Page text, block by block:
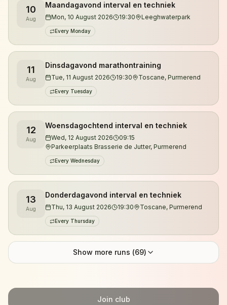
Je kunt zowel overdag als 's avonds trainen.
Daarnaast organiseren we trailruntrainingen in de
duinen van Noord-Holland, waar je kennismaakt met
de mooiste singletracks, klimmetjes en natuurgebieden
van de regio.
De trainingen worden verzorgd door gecertificeerd
looptrainer en ultraloper Jeroen Kuyper. Met meer
dan vijftien jaar hardloopervaring en tientallen
ultramarathons achter zijn naam begeleidt hij lopers
van hun eerste 5 kilometer tot uitdagende trailruns en
ultramarathons.
Wil je eerst kennismaken? Je bent altijd welkom voor
een vrijblijvende proefles.
10
Aug
Maandagavond interval en techniek
Mon, 10 August 2026 19:30 Leeghwaterpark
Every Monday
11
Aug
Dinsdagavond marathontraining
Tue, 11 August 2026 19:30 Toscane, Purmerend
Every Tuesday
12
Aug
Woensdagochtend interval en techniek
Wed, 12 August 2026
09:15
Parkeerplaats Brasserie de Jutter, Purmerend
Every Wednesday
13
Aug
Donderdagavond interval en techniek
Thu, 13 August 2026 19:30 Toscane, Purmerend
Every Thursday
Show more runs (69)
Join club